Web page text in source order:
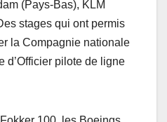
(Pays-Bas), KLM
stages qui ont permis
la Compagnie nationale
d’Officier pilote de ligne